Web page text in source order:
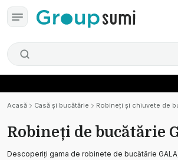
Acasă Casă și bucătărie Robineți și chiuvete de
Robineți de bucătărie
Descoperiți gama de robinete de bucătărie